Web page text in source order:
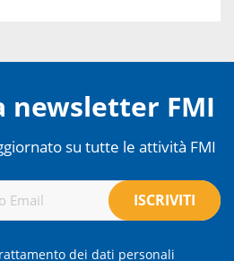
newsletter FMI
su tutte le attività FMI
dei dati personali